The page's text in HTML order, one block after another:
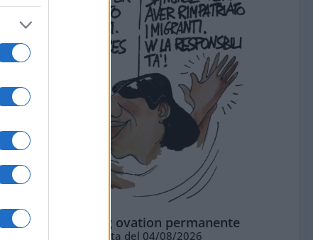
La standing ovation permanente
Vignetta del 04/08/2026